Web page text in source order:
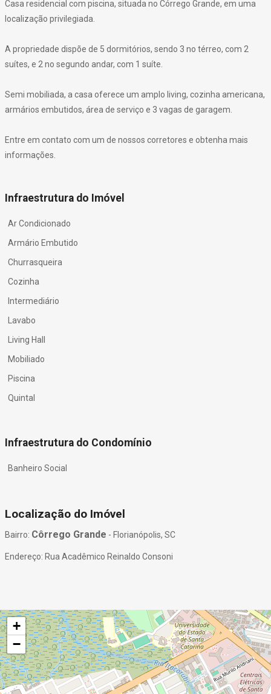
Casa residencial com piscina, situada no Córrego Grande, em uma
localização privilegiada.
A propriedade dispõe de 5 dormitórios, sendo 3 no térreo, com 2
suítes, e 2 no segundo andar, com 1 suíte.
Semi mobiliada, a casa oferece um amplo living, cozinha americana,
armários embutidos, área de serviço e 3 vagas de garagem.
Entre em contato com um de nossos corretores e obtenha mais
informações.
Infraestrutura do Imóvel
Ar Condicionado
Armário Embutido
Churrasqueira
Cozinha
Intermediário
Lavabo
Living Hall
Mobiliado
Piscina
Quintal
Infraestrutura do Condomínio
Banheiro Social
Localização do Imóvel
Bairro: Côrrego Grande - Florianópolis, SC
Endereço: Rua Acadêmico Reinaldo Consoni
+
−